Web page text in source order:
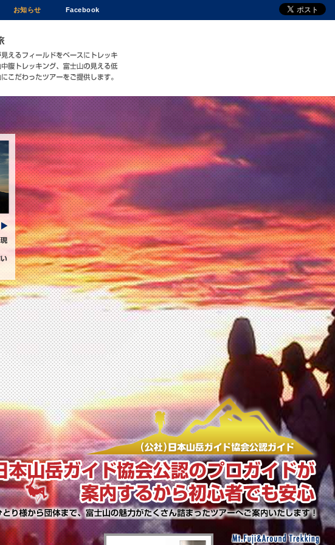
お知らせ Facebook